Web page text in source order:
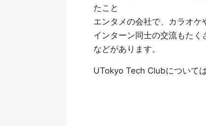
たこと
エンタメの会社で、カラオ
インターン同士の交流もた
などがあります。
UTokyo Tech Clubについ